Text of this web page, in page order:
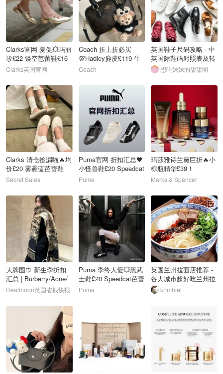
Clarks官网 夏促💥玛丽
珍£22 镂空芭蕾鞋£16
Clarks英国官网
Coach 折上折必买
💯Hadley麂皮£119 牛
仔裙£31/原£195
Coach
英国鞋子尺码攻略 - 中
英国际鞋码对照表及转
换指南想吃妹妹的甜甜圈
25
Clarks 清仓捡漏啦🔥均
价£20 雾霾蓝芭蕾鞋
£18
Secret Sales
Puma官网 折扣汇总🖤
小怪兽鞋£20 Speedcat
芭蕾鞋£28
Puma
玛莎雅诗兰黛巨折🔥小
棕瓶精华£39！
Marks & Spencer
大牌围巾 新生季折扣
汇总 | Burberry/Acne/
西太后
Dealmoon英国省钱快报
29
Puma 季终大促💥黑武
士鞋£20 Speedcat芭蕾
鞋£28
Puma
英国兰州拉面店推荐 -
各大城市超好吃兰州拉
面盘点！
krimhiel
33